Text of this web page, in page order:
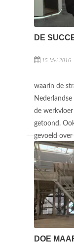
DE
15 Mei 2016
waarin de
de
getoond.
gevoeld
DOE